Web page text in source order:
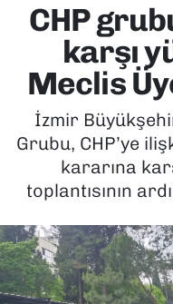
CHP
karşı
Meclis
İzmir
Grubu, CHP’ye
kararına
toplantısının
EKONOMİ
KÜLTÜR SANAT
MAGAZİN
POLİTİKA
SAĞLIK
SPOR
Tüm Manşetler
Son Dakika
Haber Arşivi